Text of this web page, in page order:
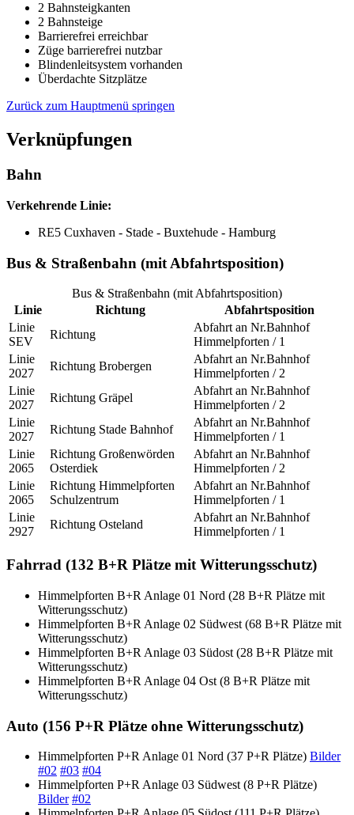
2 Bahnsteigkanten
2 Bahnsteige
Barrierefrei erreichbar
Züge barrierefrei nutzbar
Blindenleitsystem vorhanden
Überdachte Sitzplätze
Zurück zum Hauptmenü springen
Verknüpfungen
Bahn
Verkehrende Linie:
RE5 Cuxhaven - Stade - Buxtehude - Hamburg
Bus & Straßenbahn (mit Abfahrtsposition)
Bus & Straßenbahn (mit Abfahrtsposition)
Linie
Richtung
Abfahrtsposition
Linie
SEV
Richtung
Abfahrt an Nr.Bahnhof
Himmelpforten / 1
Linie
2027
Richtung Brobergen
Abfahrt an Nr.Bahnhof
Himmelpforten / 2
Linie
2027
Richtung Gräpel
Abfahrt an Nr.Bahnhof
Himmelpforten / 2
Linie
2027
Richtung Stade Bahnhof
Abfahrt an Nr.Bahnhof
Himmelpforten / 1
Linie
2065
Richtung Großenwörden
Osterdiek
Abfahrt an Nr.Bahnhof
Himmelpforten / 2
Linie
2065
Richtung Himmelpforten
Schulzentrum
Abfahrt an Nr.Bahnhof
Himmelpforten / 1
Linie
2927
Richtung Osteland
Abfahrt an Nr.Bahnhof
Himmelpforten / 1
Fahrrad (132 B+R Plätze mit Witterungsschutz)
Himmelpforten B+R Anlage 01 Nord (28 B+R Plätze mit
Witterungsschutz)
Himmelpforten B+R Anlage 02 Südwest (68 B+R Plätze mit
Witterungsschutz)
Himmelpforten B+R Anlage 03 Südost (28 B+R Plätze mit
Witterungsschutz)
Himmelpforten B+R Anlage 04 Ost (8 B+R Plätze mit
Witterungsschutz)
Auto (156 P+R Plätze ohne Witterungsschutz)
Himmelpforten P+R Anlage 01 Nord (37 P+R Plätze) Bilder
#02 #03 #04
Himmelpforten P+R Anlage 03 Südwest (8 P+R Plätze)
Bilder #02